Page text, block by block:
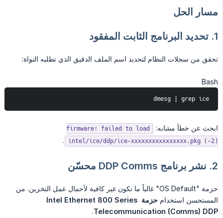
مسار الحل
1. تحديد البرنامج الثابت المفقود
تحقق من سجلات النظام لتحديد اسم الملف الدقيق الذي تطلبه النواة:
Bash
dmesg | grep ice
ابحث عن خطأ مشابه:
firmware: failed to load
intel/ice/ddp/ice-xxxxxxxxxxxxxxxx.pkg (-2)
.
2. نشر برنامج DDP Comms محسّن
حزمة "OS Default" غالباً ما تكون غير كافية لأحمال عمل التخزين. من
المستحسن استخدام
حزمة Intel Ethernet 800 Series
Telecommunication (Comms) DDP
.